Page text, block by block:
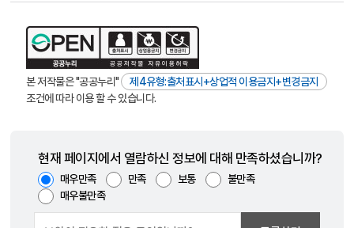
본 저작물은 "공공누리"
제4유형:출처표시+상업적 이용금지+변경금지
조건에 따라 이용 할 수 있습니다.
현재 페이지에서 열람하신 정보에 대해 만족하셨습니까?
매우만족 만족 보통
불만족
매우불만족